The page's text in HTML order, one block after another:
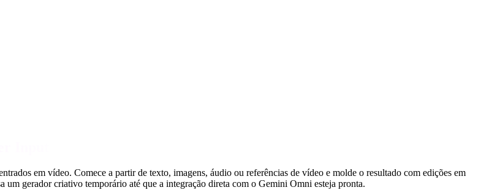
Input
em vídeo. Comece a partir de texto, imagens, áudio ou referências de vídeo e molde o resultado com edições em
gerador criativo temporário até que a integração direta com o Gemini Omni esteja pronta.